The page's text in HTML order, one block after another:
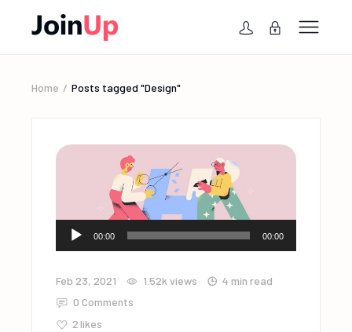
Home Posts tagged "Design"
Audio
Player
00:00 00:00
Feb 23, 2021 1.52kviews
4 min read
0 Comments
2 likes